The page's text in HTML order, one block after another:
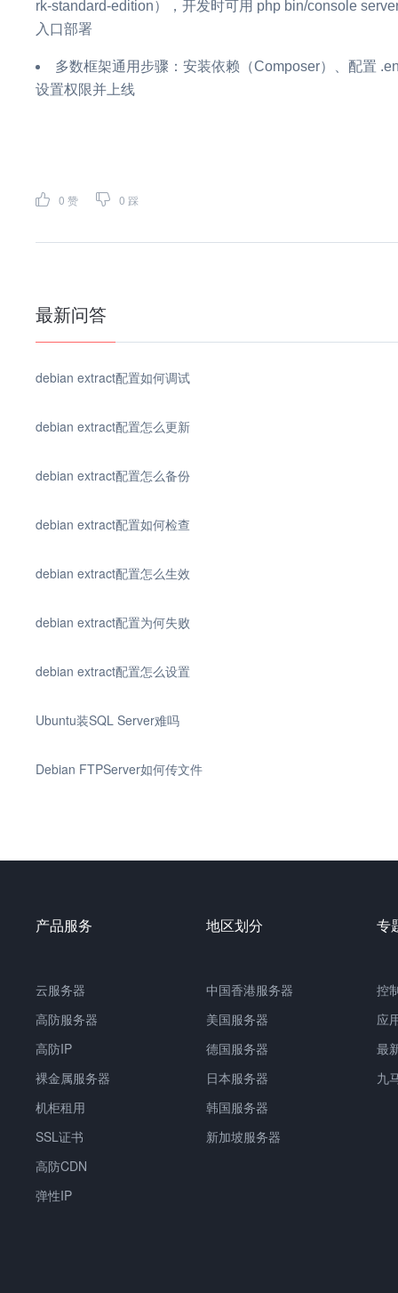
rk-standard-edition），开发时可用 php bin/console
入口部署
多数框架通用步骤：安装依赖（Composer）、配置
设置权限并上线
0 赞 0 踩
最新问答
debian extract配置如何调试
debian extract配置怎么更新
debian extract配置怎么备份
debian extract配置如何检查
debian extract配置怎么生效
debian extract配置为何失败
debian extract配置怎么设置
Ubuntu装SQL Server难吗
Debian FTPServer如何传文件
产品服务
云服务器
高防服务器
高防IP
裸金属服务器
机柜租用
SSL证书
高防CDN
弹性IP
地区划分
中国香港服务器
美国服务器
德国服务器
日本服务器
韩国服务器
新加坡服务器
专
控
应
最
九